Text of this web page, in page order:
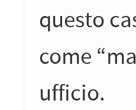
questo
come
ufficio.